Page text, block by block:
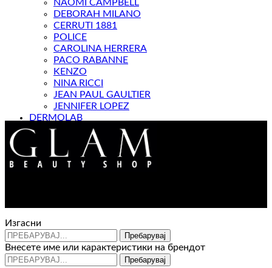
NAOMI CAMPBELL
DEBORAH MILANO
CERRUTI 1881
POLICE
CAROLINA HERRERA
PACO RABANNE
KENZO
NINA RICCI
JEAN PAUL GAULTIER
JENNIFER LOPEZ
DERMOLAB
МАГАЗИН
Изгасни
Пребарувај
Внесете име или карактеристики на брендот
Пребарувај